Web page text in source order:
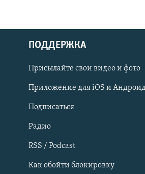
Українською
Qırımtatar
ПРИСОЕДИНЯЙТЕСЬ!
ПОДДЕРЖКА
Присылайте свои видео и фото
Приложение для iOS и
Подписаться
Радио
RSS / Podcast
Как обойти блокировку